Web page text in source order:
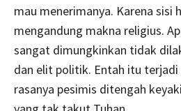
mau menerimanya. Karena sisi
mengandung makna religius.
sangat dimungkinkan tidak
dan elit politik. Entah itu
rasanya pesimis ditengah